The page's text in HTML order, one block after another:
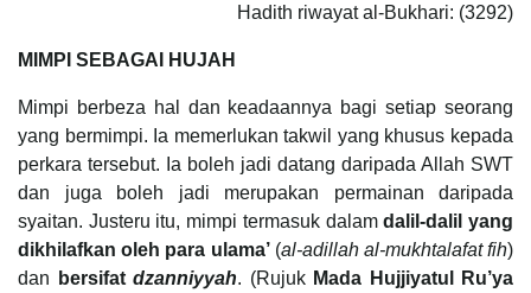
Hadith riwayat al-Bukhari: (3292)
MIMPI SEBAGAI HUJAH
Mimpi berbeza hal dan keadaannya bagi setiap seorang
yang bermimpi. Ia memerlukan takwil yang khusus kepada
perkara tersebut. Ia boleh jadi datang daripada Allah SWT
dan juga boleh jadi merupakan permainan daripada
syaitan. Justeru itu, mimpi termasuk dalamdalil-dalil yang
dikhilafkan oleh para ulama’(al-adillah al-mukhtalafat fih)
dan
bersifat dzanniyyah. (Rujuk Mada Hujjiyatul Ru’ya